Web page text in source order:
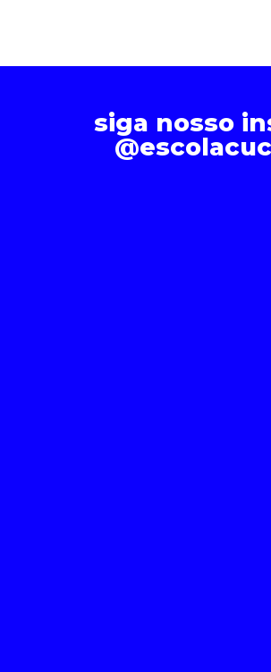
siga nosso